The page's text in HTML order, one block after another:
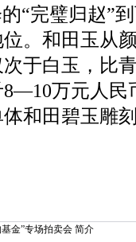
“完璧归赵”
。和田玉从
于白玉，比
万元人民
和田碧玉雕
金”专场拍卖会 简介